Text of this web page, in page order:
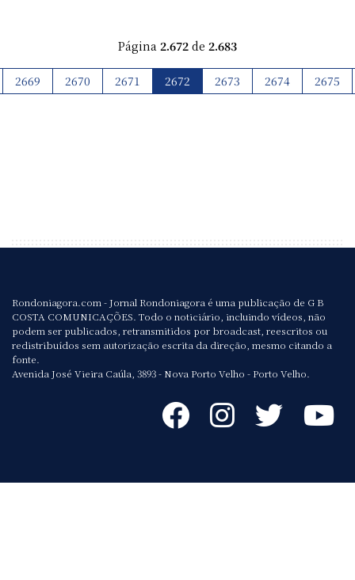
Página 2.672 de 2.683
2669 2670 2671 2672 2673 2674 2675
Rondoniagora.com - Jornal Rondoniagora é uma publicação de G B
COSTA COMUNICAÇÕES. Todo o noticiário, incluindo vídeos, não
podem ser publicados, retransmitidos por broadcast, reescritos ou
redistribuídos sem autorização escrita da direção, mesmo citando a
fonte.
Avenida José Vieira Caúla, 3893 - Nova Porto Velho - Porto Velho.